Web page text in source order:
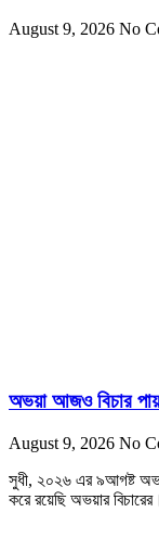
August 9, 2026 No
অভয়া আজও বিচার
August 9, 2026 No
সুধী, ২০২৬ এর ৯আগষ্ট
করে রয়েছি অভয়ার